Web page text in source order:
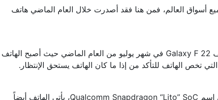
أسواق العالم، فمن هنا فقد أصدرت خلال العام الماضي هاتف
حيث تم رصد هاتف Samsung Galaxy F 23 5G على تطبيق Geekbench مما يجعلنا نفكر إذا كان الهاتف قريب أم لا، حيث تم إطلاق هاتف Galaxy F 22 في شهر يوليو من العام الماضي حيث أصبح الهاتف
تخص الهاتف للتأكد من إذا ما كان الهاتف يستحق الإنتظار.
بتردد 1.8 جيجا هرتز ثماني النواة ويأتي هذا المسمى الخاص بالمعالج بنفس إسم Qualcomm Snapdragon “Lito” SoC، يأتي الهاتف أيضاً